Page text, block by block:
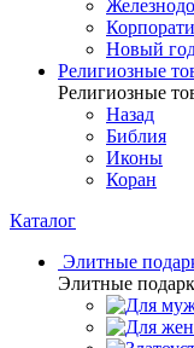
Новый
Религиозные
Религиозные
Назад
Библия
Иконы
Коран
Каталог
Элитные
Элитные